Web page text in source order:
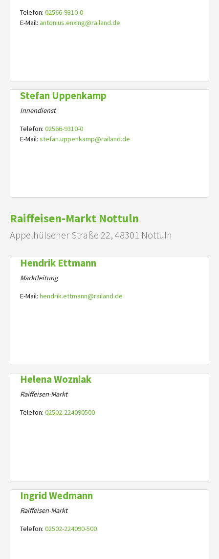
Telefon: 02566-9310-0
E-Mail: antonius.enxing@railand.de
Stefan Uppenkamp
Innendienst
Telefon: 02566-9310-0
E-Mail: stefan.uppenkamp@railand.de
Raiffeisen-Markt Nottuln
Appelhülsener Straße 22, 48301 Nottuln
Hendrik Ettmann
Marktleitung
E-Mail: hendrik.ettmann@railand.de
Helena Wozniak
Raiffeisen-Markt
Telefon: 02502-224090500
Ingrid Wedmann
Raiffeisen-Markt
Telefon: 02502-224090-500